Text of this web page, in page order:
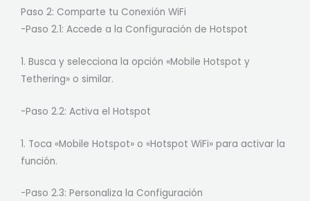
Paso 2: Comparte tu Conexión WiFi
-Paso 2.1: Accede a la Configuración de Hotspot
1. Busca y selecciona la opción «Mobile Hotspot y
Tethering» o similar.
-Paso 2.2: Activa el Hotspot
1. Toca «Mobile Hotspot» o «Hotspot WiFi» para activar la
función.
-Paso 2.3: Personaliza la Configuración